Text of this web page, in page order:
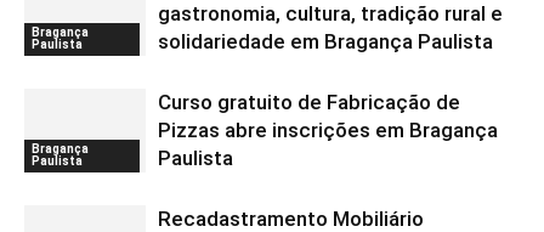
Bragança
Paulista
gastronomia, cultura, tradição rural e
solidariedade em Bragança Paulista
Bragança
Paulista
Curso gratuito de Fabricação de
Pizzas abre inscrições em Bragança
Paulista
Recadastramento Mobiliário